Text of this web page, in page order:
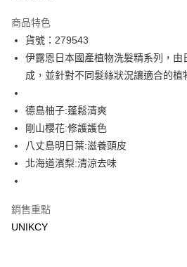
LINE Pay
Apple Pay
悠遊付
Google Pay
每筆NT$70，滿NT$499(含以上)免運費
商品特色
貨號：279543
伊露恩日本國產植物洗髮精系列，
成，並針對不同髮絲狀況讓適合的植
德島柚子:蓬鬆清爽
剛山櫻花:修護護色
八丈島明日葉:滋養頭皮
北海道濱梨:清涼去味
銷售重點
UNIKCY